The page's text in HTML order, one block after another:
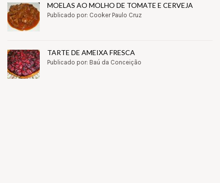
MOELAS AO MOLHO DE TOMATE E CERVEJA
Publicado por: Cooker Paulo Cruz
TARTE DE AMEIXA FRESCA
Publicado por: Baú da Conceição